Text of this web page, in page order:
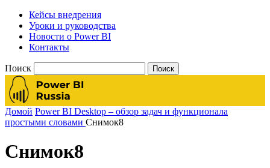
Кейсы внедрения
Уроки и руководства
Новости о Power BI
Контакты
Поиск
Домой Power BI Desktop – обзор задач и функционала
простыми словами Снимок8
Снимок8